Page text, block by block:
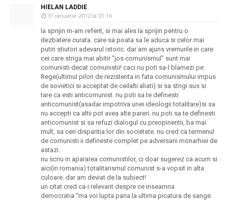
HIELAN LADDIE
31 ianuarie 2012 la 01:16
la sprijin m-am referit, si mai ales la sprijin pentru o
dezbatere curata. care sa poata sa le aduca si celor mai
putin stiutori adevarul istoric. dar am ajuns vremurile in care
cei care striga mai abitir "jos comunismul" sunt mai
comunisti decat comunistii! caci nu poti sa-l blamezi pe
Rege(ultimul pilon de rezistenta in fata comunismului impus
de sovietici si acceptat de ceilalti aliati) si sa strigi sus si
tare ca esti anticomunist. nu poti sa te definesti
anticomunist(asadar impotriva unei ideologii totalitare)si sa
nu accepti ca altii pot avea alte pareri. nu poti sa te definesti
anticomunist si sa refuzi dialogul cu preopinentii, ba mai
mult, sa ceri disparitia lor din societate. nu cred ca termenul
de comunisti ii defineste complet pe adversarii monarhiei de
astazi.
nu scriu in apararea comunistilor, ci doar sugerez ca acum si
aici(in romania) totalitarismul comunist s-a vopsit in alta
culoare. dar am deviat de la subiect!
un citat cred ca-i relevant despre ce inseamna
democratia:"ma voi lupta pana la ultima picatura de sange